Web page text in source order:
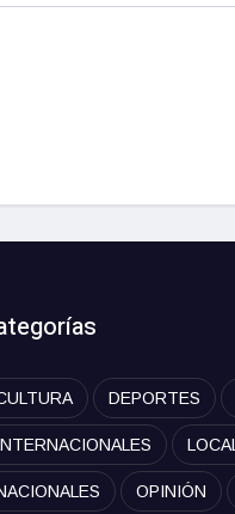
DEPORTES
LOCAL
OPINIÓN